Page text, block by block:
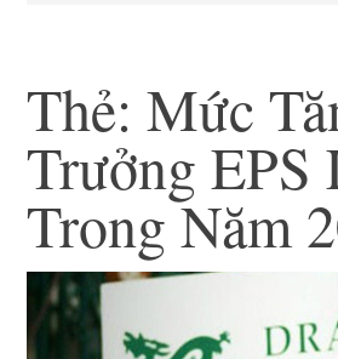
Thẻ:Mức
Trưởng EPS
Trong Năm